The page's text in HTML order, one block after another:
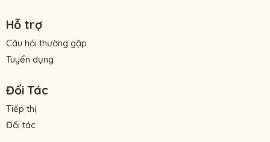
Hỗ trợ
Câu hỏi thường gặp
Tuyển dụng
Đối Tác
Tiếp thị
Đối tác